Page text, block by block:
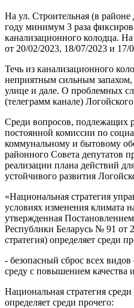
На ул. Строительная (в
году минимум 3 раза
канализационного колодца.
от 20/02/2023, 18/07/2023 и 17/
Течь из канализационного
неприятным сильным запахом,
улице и дале. О проблемных
(телеграмм канале)
Среди вопросов, подлежащих
постоянной комиссии по
коммунальному и бытовому
районного Совета депутатов
реализации плана действий
устойчивого развития
«Национальная стратегия
условиях изменения климата
утвержденная
Республики Беларусь № 91 от
стратегия) определяет среди
- безопасный сброс всех
среду с повышением качества
Национальная стратегия
определяет среди прочего: